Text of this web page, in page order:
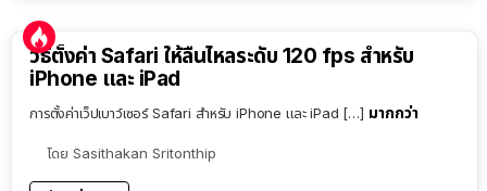
วิธีตั้งค่า Safari ให้ลื่นไหลระดับ 120 fps สำหรับ
iPhone และ iPad
การตั้งค่าเว็ปเบาว์เซอร์ Safari สำหรับ iPhone และ iPad […] มากกว่า
โดย Sasithakan Sritonthip